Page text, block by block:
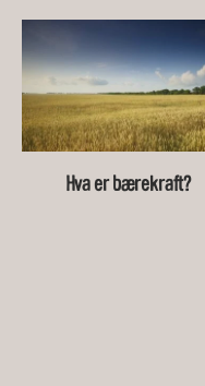
Hva er bærekraft?